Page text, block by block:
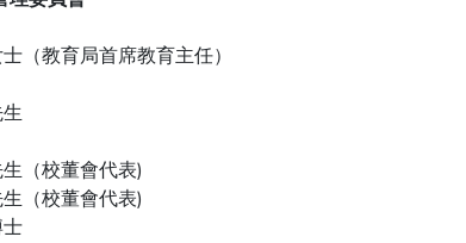
教育局首席教育主任）
（校董會代表)
董會代表)